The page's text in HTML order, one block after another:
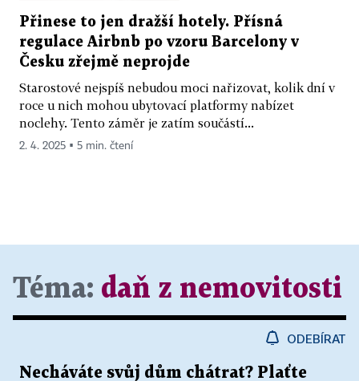
Přinese to jen dražší hotely. Přísná
regulace Airbnb po vzoru Barcelony v
Česku zřejmě neprojde
Starostové nejspíš nebudou moci nařizovat, kolik dní v
roce u nich mohou ubytovací platformy nabízet
noclehy. Tento záměr je zatím součástí...
2. 4. 2025 ▪ 5 min. čtení
Téma: daň z nemovitosti
ODEBÍRAT
Necháváte svůj dům chátrat? Plaťte